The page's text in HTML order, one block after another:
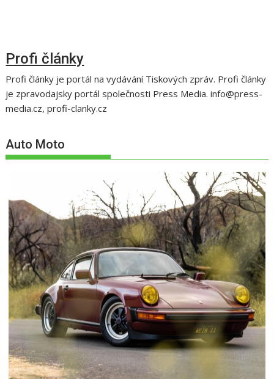
Profi články
Profi články je portál na vydávání Tiskových zpráv. Profi články
je zpravodajsky portál společnosti Press Media. info@press-
media.cz, profi-clanky.cz
Auto Moto